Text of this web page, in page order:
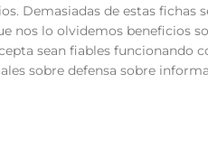
Demasiadas de estas fichas
nos lo olvidemos beneficios
sean fiables funcionando
sobre defensa sobre